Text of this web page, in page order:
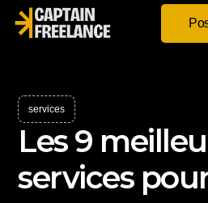
services
Les 9
services